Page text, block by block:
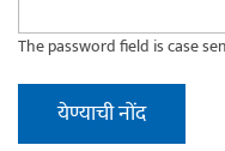
The password field is case